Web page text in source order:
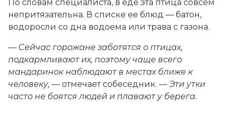
По словам специалиста, в еде эта птица совсем
непритязательна. В списке ее блюд — батон,
водоросли со дна водоема или трава с газона.
— Сейчас горожане заботятся о птицах,
подкармливают их, поэтому чаще всего
мандаринок наблюдают в местах ближе к
человеку, — отмечает собеседник. — Эти утки
часто не боятся людей и плавают у берега.